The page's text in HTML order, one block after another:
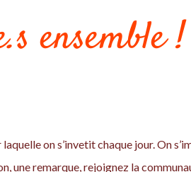
ensemble !
on s’invetit chaque jour. On
une remarque, rejoignez la